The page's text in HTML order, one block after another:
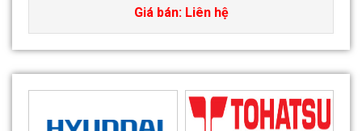
Giá bán: Liên hệ